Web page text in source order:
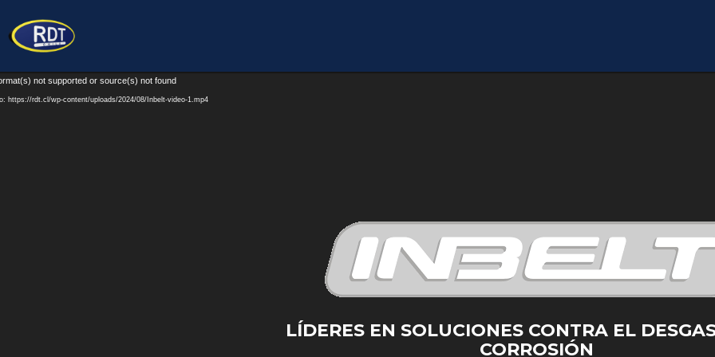
Reproductor
de
not supported or source(s) not found
https://rdt.cl/wp-content/uploads/2024/08/Inbelt-video-1.mp4
LÍDERES EN SOLUCIONES CONTRA EL
CORROSIÓN